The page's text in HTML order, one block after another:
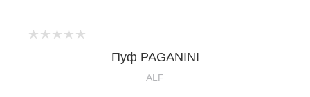
Пуф PAGANINI
ALF